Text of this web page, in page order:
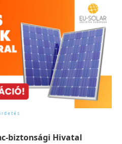
biztonsági Hivatal